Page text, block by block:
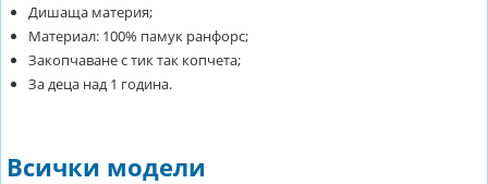
Дишаща материя;
Материал: 100% памук ранфорс;
Закопчаване с тик так копчета;
За деца над 1 година.
Всички модели